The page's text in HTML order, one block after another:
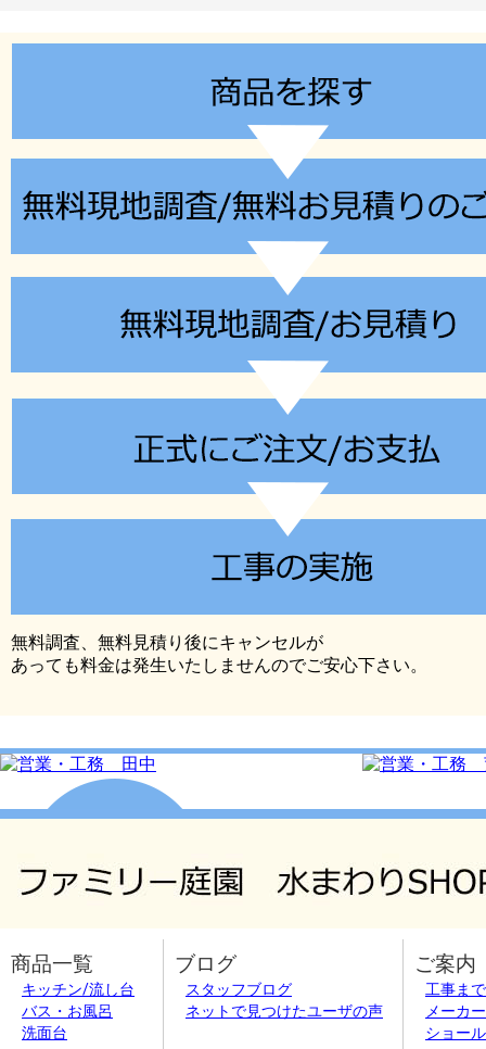
無料調査、無料見積り後にキャンセルが
あっても料金は発生いたしませんのでご安心下さい。
商品一覧
キッチン/流し台
バス・お風呂
洗面台
ブログ
スタッフブログ
ネットで見つけたユーザの声
ご案内
工事ま
メーカ
ショー